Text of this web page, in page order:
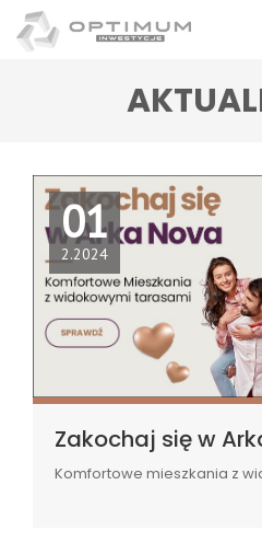
01
2.2024
Zakochaj się w
Komfortowe mieszkania z